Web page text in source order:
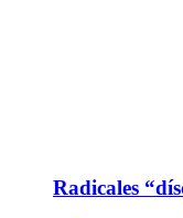
Radicales